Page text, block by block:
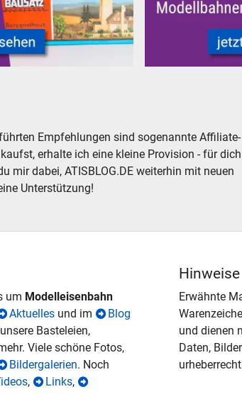
Empfehlungen sind sogenannte Affiliate-
erhalte ich eine kleine Provision - für dich
mir dabei, ATISBLOG.DE weiterhin mit neuen
Unterstützung!
um Modelleisenbahn
Aktuelles und im
Blog
Basteleien,
Viele schöne Fotos,
Bildergalerien. Noch
, Links,
Hinweise
Erwähnte
und dienen
Daten,